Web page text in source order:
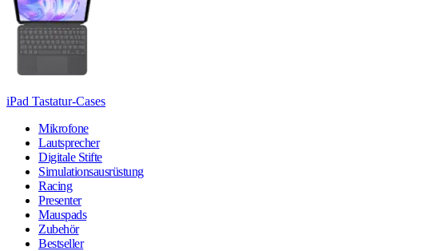
iPad Tastatur-Cases
Mikrofone
Lautsprecher
Digitale Stifte
Simulationsausrüstung
Racing
Presenter
Mauspads
Zubehör
Bestseller